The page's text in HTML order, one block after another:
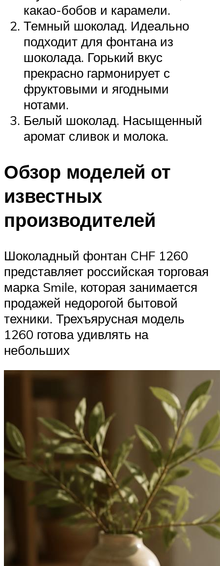
какао-бобов и карамели.
Темный шоколад. Идеально
подходит для фонтана из
шоколада. Горький вкус
прекрасно гармонирует с
фруктовыми и ягодными
нотами.
Белый шоколад. Насыщенный
аромат сливок и молока.
Обзор моделей от
известных
производителей
Шоколадный фонтан CHF 1260
представляет российская торговая
марка Smile, которая занимается
продажей недорогой бытовой
техники. Трехъярусная модель
1260 готова удивлять на
небольших